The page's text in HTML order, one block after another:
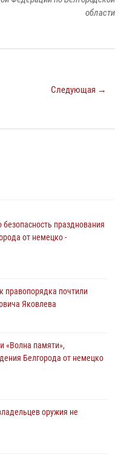
области
Следующая →
празднования
от немецко -
правопорядка почтили
Яковлева
«Волна памяти»,
Белгорода от немецко
оружия не